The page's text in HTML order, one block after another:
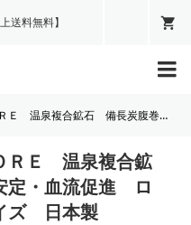
送料無料】

巻 体幹安定・血流促進 ロングタイプ フリーサイズ 日本製
ＲＥ 温泉複合鉱
・血流促進 ロ
ズ 日本製